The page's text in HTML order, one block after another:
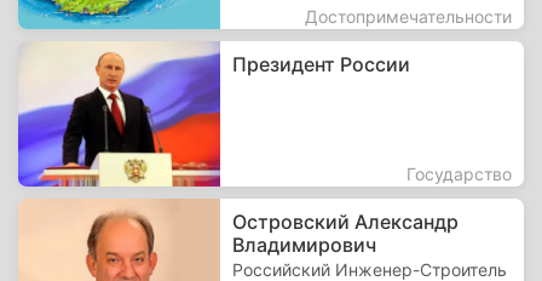
Достопримечательности
Президент России
Государство
Островский Александр
Владимирович
Российский Инженер-Строитель